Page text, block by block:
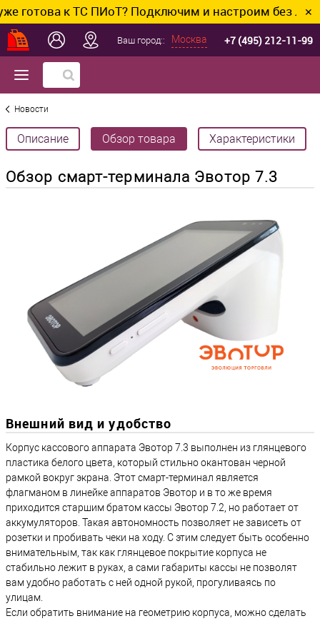
к ТС ПИоТ? Подключим и настроим без лишних ✕
Ваш город:: Москва +7 (495) 212-11-99
Новости
Описание Обзор товара Характеристики
Обзор смарт-терминала Эвотор 7.3
Внешний вид и удобство
Корпус кассового аппарата Эвотор 7.3 выполнен из глянцевого
пластика белого цвета, который стильно окантован черной
рамкой вокруг экрана. Этот смарт-терминал является
флагманом в линейке аппаратов Эвотор и в то же время
приходится старшим братом кассы Эвотор 7.2, но работает от
аккумуляторов. Такая автономность позволяет не зависеть от
розетки и пробивать чеки на ходу. С этим следует быть особенно
внимательным, так как глянцевое покрытие корпуса не
стабильно лежит в руках, а сами габариты кассы не позволят
вам удобно работать с ней одной рукой, прогуливаясь по
улицам.
Если обратить внимание на геометрию корпуса, можно сделать